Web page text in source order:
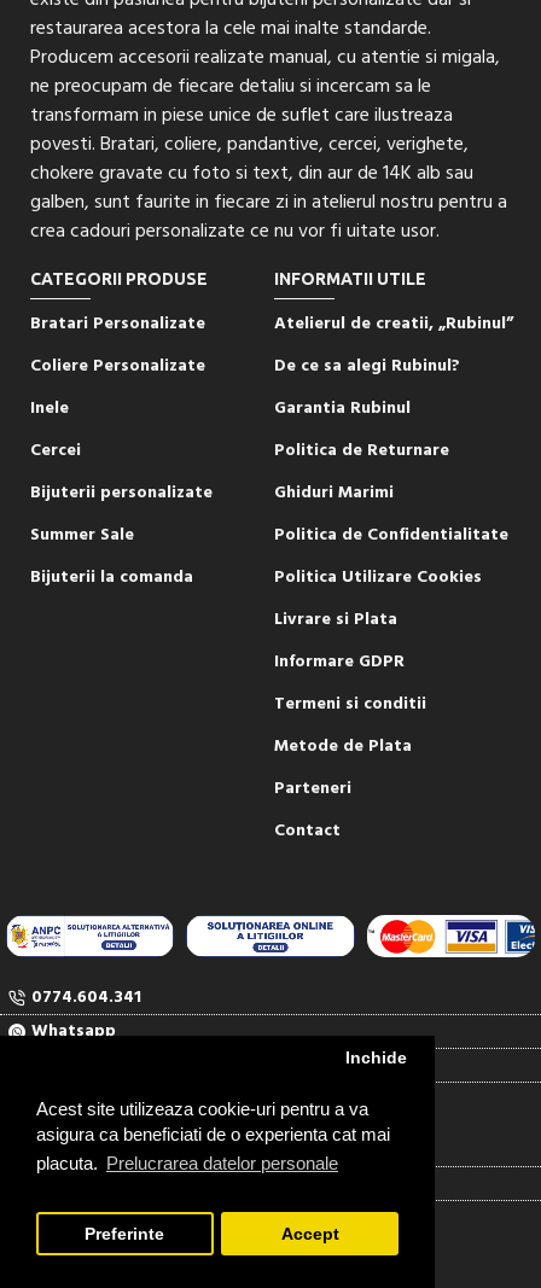
Acest site utilizeaza cookie-uri pentru a va
asigura ca beneficiati de o experienta cat mai
placuta. Prelucrarea datelor personale
Inchide
Preferinte Accept
restaurarea acestora la cele mai inalte standarde.
Producem accesorii realizate manual, cu atentie si migala,
ne preocupam de fiecare detaliu si incercam sa le
transformam in piese unice de suflet care ilustreaza
povesti. Bratari, coliere, pandantive, cercei, verighete,
chokere gravate cu foto si text, din aur de 14K alb sau
galben, sunt faurite in fiecare zi in atelierul nostru pentru a
crea cadouri personalizate ce nu vor fi uitate usor.
CATEGORII PRODUSE
Bratari Personalizate
Coliere Personalizate
Inele
Cercei
Bijuterii personalizate
Summer Sale
Bijuterii la comanda
INFORMATII UTILE
Atelierul de creatii, „Rubinul”
De ce sa alegi Rubinul?
Garantia Rubinul
Politica de Returnare
Ghiduri Marimi
Politica de Confidentialitate
Politica Utilizare Cookies
Livrare si Plata
Informare GDPR
Termeni si conditii
Metode de Plata
Parteneri
Contact
0774.604.341
Whatsapp
Contact
RUBINUL SERV COM SRL
RO948418